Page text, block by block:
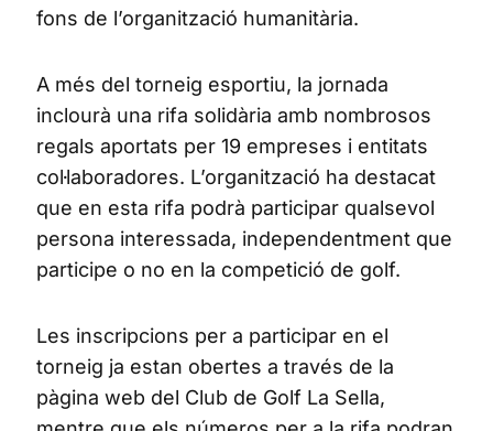
fons de l’organització humanitària.
A més del torneig esportiu, la jornada
inclourà una rifa solidària amb nombrosos
regals aportats per 19 empreses i entitats
col·laboradores. L’organització ha destacat
que en esta rifa podrà participar qualsevol
persona interessada, independentment que
participe o no en la competició de golf.
Les inscripcions per a participar en el
torneig ja estan obertes a través de la
pàgina web del Club de Golf La Sella,